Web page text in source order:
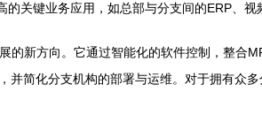
关键业务应用，如总部与分支间的ERP、视
的新方向。它通过智能化的软件控制，整合
并简化分支机构的部署与运维。对于拥有众